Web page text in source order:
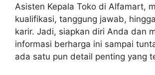
Asisten Kepala Toko di Alfamart,
kualifikasi, tanggung jawab,
karir. Jadi, siapkan diri Anda dan
informasi berharga ini sampai
ada satu pun detail penting yang